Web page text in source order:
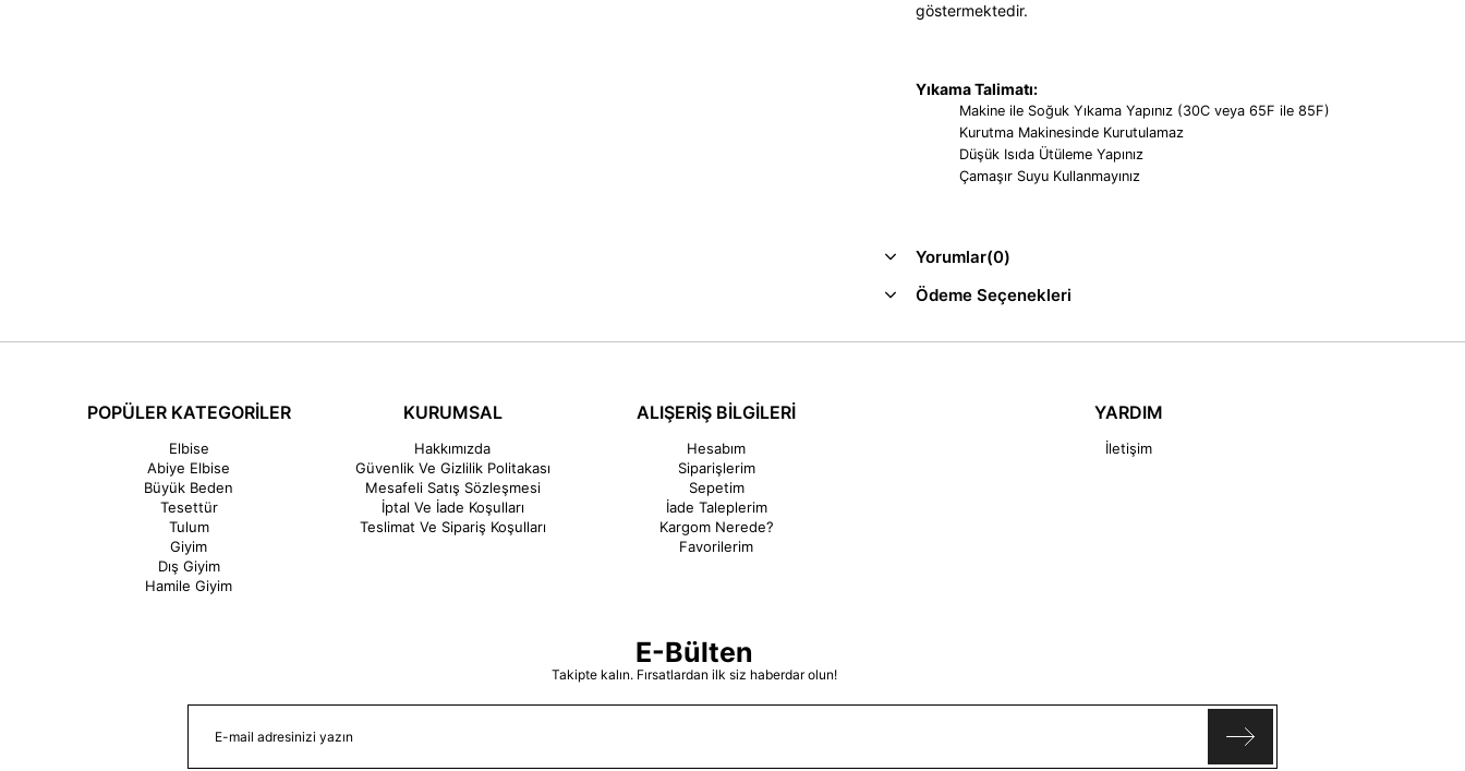
göstermektedir.
Yıkama Talimatı:
Makine ile Soğuk Yıkama Yapınız (30C veya 65F ile 85F)
Kurutma Makinesinde Kurutulamaz
Düşük Isıda Ütüleme Yapınız
Çamaşır Suyu Kullanmayınız
Yorumlar(0)
Ödeme Seçenekleri
POPÜLER KATEGORİLER
Elbise
Abiye Elbise
Büyük Beden
Tesettür
Tulum
Giyim
Dış Giyim
Hamile Giyim
KURUMSAL
Hakkımızda
Güvenlik Ve Gizlilik Politakası
Mesafeli Satış Sözleşmesi
İptal Ve İade Koşulları
Teslimat Ve Sipariş Koşulları
ALIŞERİŞ BİLGİLERİ
Hesabım
Siparişlerim
Sepetim
İade Taleplerim
Kargom Nerede?
Favorilerim
YARDIM
İletişim
E-Bülten
Takipte kalın. Fırsatlardan ilk siz haberdar olun!